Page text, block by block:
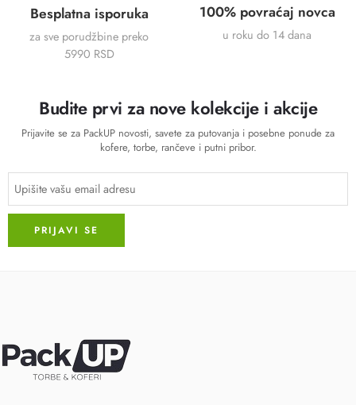
Besplatna isporuka
za sve porudžbine preko
5990 RSD
100% povraćaj novca
u roku do 14 dana
Budite prvi za nove kolekcije i akcije
Prijavite se za PackUP novosti, savete za putovanja i posebne ponude za
kofere, torbe, rančeve i putni pribor.